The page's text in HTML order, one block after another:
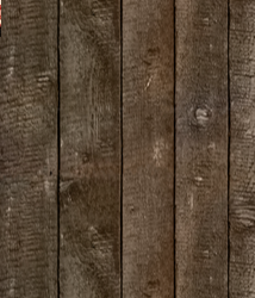
THE ALPS WHIPPET